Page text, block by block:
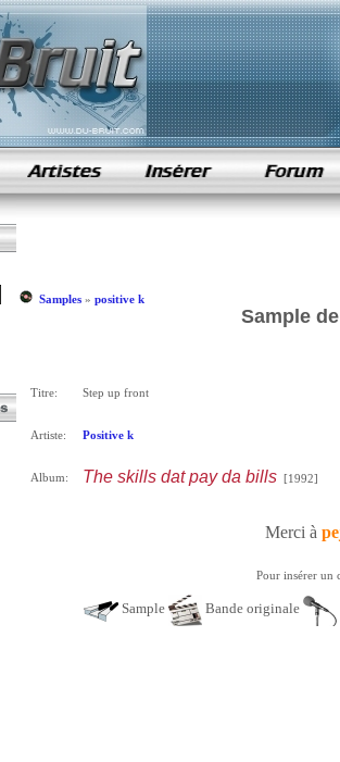
samples de rap
Samples» positive k
Sample
Titre: Step up front
Artiste: Positive k
Album: The skills dat pay da bills[1992]
Merci à
Pour insérer un
Sample Bande originale